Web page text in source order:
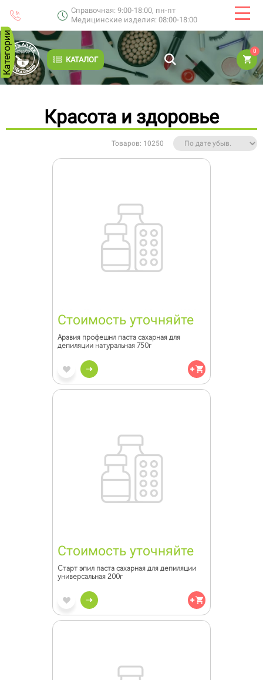
Справочная: 9:00-18:00, пн-пт
Медицинские изделия: 08:00-18:00
КАТАЛОГ
0
Категории
Красота и здоровье
Товаров: 10250
Стоимость уточняйте
Аравия профешнл паста сахарная для
депиляции натуральная 750г
Стоимость уточняйте
Старт эпил паста сахарная для депиляции
универсальная 200г